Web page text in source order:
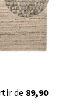
de 89,90